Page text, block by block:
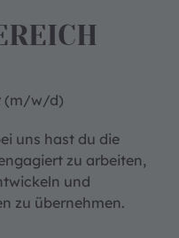
(m/w/d)
uns hast du die
zu arbeiten,
und
zu übernehmen.